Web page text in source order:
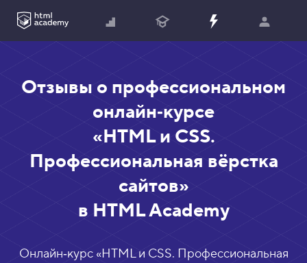
Отзывы о профессиональном
онлайн‑курсе
«HTML и CSS.
Профессиональная вёрстка
сайтов»
в HTML Academy
Онлайн‑курс «HTML и CSS. Профессиональная